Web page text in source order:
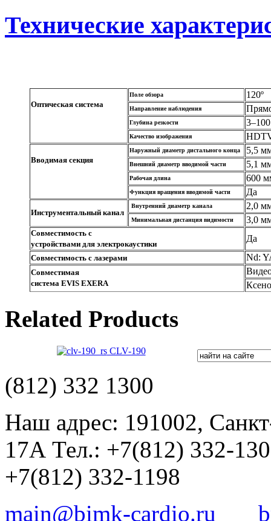
Технические
Оптическая система
Поле обзора 120º
Направление наблюдения
Глубина резкости
Качество изображения
Вводимая секция
Наружный диаметр дистального конца 5,5
Внешний диаметр вводимой части 5,1
Рабочая длина 600
Функция вращения вводимой части Да
Инструментальный канал
Внутренний диаметр канала 2,0
Минимальная дистанция видимости 3,0
Совместимость с
устройствами для электрокаустики
Да
Совместимость с лазерами Nd:
Совместимая
система EVIS EXERA
Related Products
CLV-190
(812) 332 1300
Наш адрес: 191002,
17А Тел.: +7(812) 332-
+7(812) 332-1198
main@bimk-cardio.ru